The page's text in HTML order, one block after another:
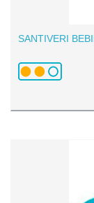
SANTIVERI